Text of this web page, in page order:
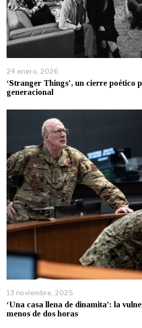
24 enero, 2026
‘Stranger Things’, un cierre poético
generacional
13 noviembre, 2025
‘Una casa llena de dinamita’: la
menos de dos horas